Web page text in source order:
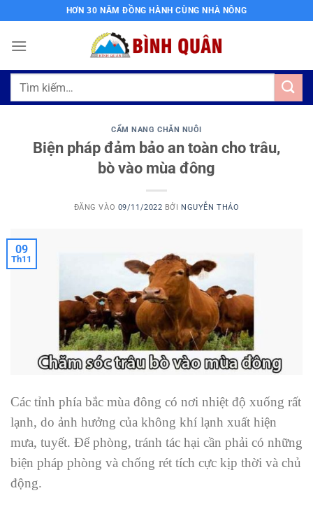
qua
nội
HƠN 30 NĂM ĐỒNG HÀNH CÙNG NHÀ NÔNG
Tìm
CẨM NANG CHĂN NUÔI
Biện pháp đảm bảo an toàn cho trâu,
bò vào mùa đông
ĐĂNG VÀO 09/11/2022 BỞI NGUYỄN THẢO
09
Th11
Các tỉnh phía bắc mùa đông có nơi nhiệt độ xuống rất
lạnh, do ảnh hưởng của không khí lạnh xuất hiện
mưa, tuyết. Để phòng, tránh tác hại cần phải có những
biện pháp phòng và chống rét tích cực kịp thời và chủ
động.